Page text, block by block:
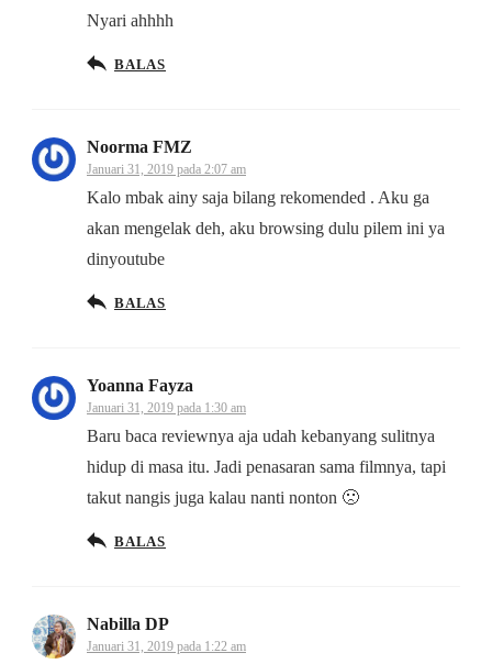
Nyari ahhhh
BALAS
Noorma FMZ
Januari 31, 2019 pada 2:07 am
Kalo mbak ainy saja bilang rekomended . Aku ga
akan mengelak deh, aku browsing dulu pilem ini ya
dinyoutube
BALAS
Yoanna Fayza
Januari 31, 2019 pada 1:30 am
Baru baca reviewnya aja udah kebanyang sulitnya
hidup di masa itu. Jadi penasaran sama filmnya, tapi
takut nangis juga kalau nanti nonton 🙁
BALAS
Nabilla DP
Januari 31, 2019 pada 1:22 am